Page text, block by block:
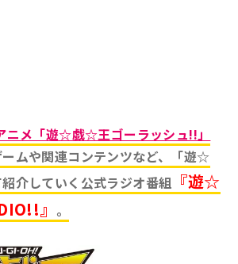
ニメ「遊☆戯☆王ゴーラッシュ!!」
ムや関連コンテンツなど、「遊☆
介していく公式ラジオ番組 『遊☆
』 。